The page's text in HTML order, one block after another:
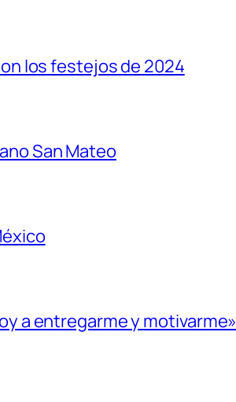
los festejos de 2024
San Mateo
a entregarme y motivarme»